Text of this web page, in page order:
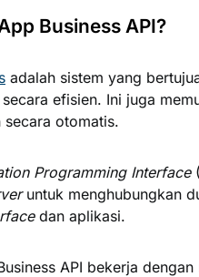
Business API?
adalah sistem yang
efisien. Ini juga
secara otomatis.
Programming Interface
untuk menghubungkan
dan aplikasi.
API bekerja